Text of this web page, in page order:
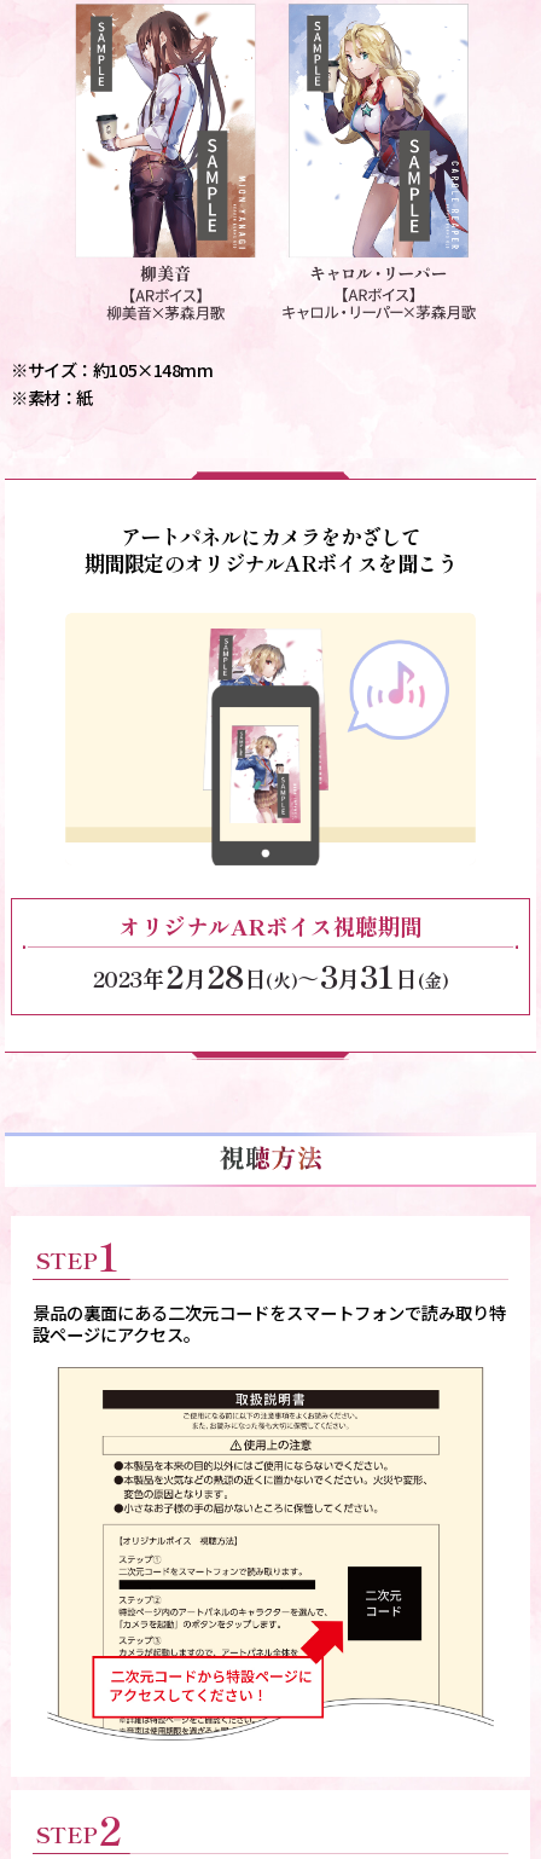
※サイズ：約105×148mm
※素材：紙
アートパネルにカメラをかざして
期間限定のオリジナルARボイスを聞こう
オリジナルARボイス視聴期間
2023年2月28日(火)～3月31 日(金)
STEP1
景品の裏面にある二次元コードをスマートフォンで読み取り特
設ページにアクセス。
STEP2